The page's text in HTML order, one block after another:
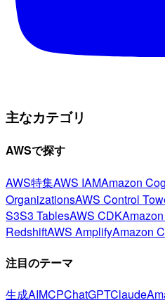
主なカテゴリ
AWSで探す
AWS特集AWS IAMAmazon
OrganizationsAWS Control
S3S3 TablesAWS CDK
RedshiftAWS AmplifyAmazon
注目のテーマ
生成AIMCPChatGPTClaude